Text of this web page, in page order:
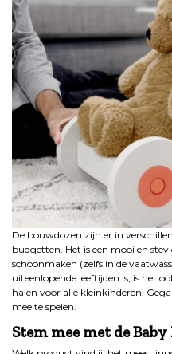
De bouwdozen zijn er in
budgetten. Het is een mooi en
schoonmaken (zelfs in de
uiteenlopende leeftijden is, is het
halen voor alle kleinkinderen.
mee te spelen.
Stem mee met de